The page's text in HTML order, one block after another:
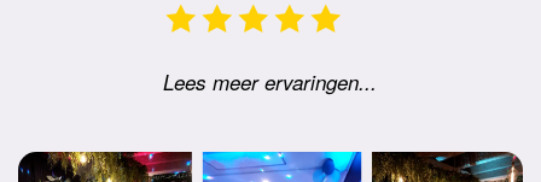
Lees meer ervaringen...